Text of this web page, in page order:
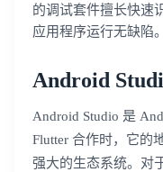
的调试套件擅长快速
应用程序运行无缺陷。
Android
Android Studio 是
Flutter 合作时，它的
强大的生态系统。对